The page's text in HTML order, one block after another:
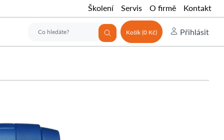
Školení Servis O firmě Kontakt
Košík (0 Kč) Přihlásit